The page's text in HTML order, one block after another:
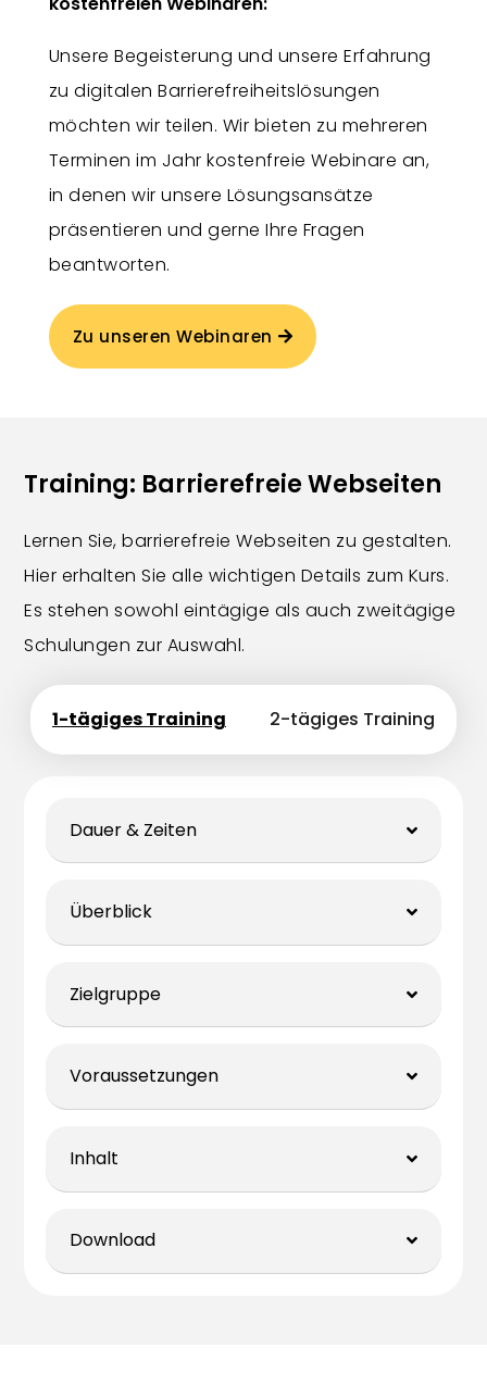
Unsere Begeisterung und unsere Erfahrung
zu digitalen Barrierefreiheitslösungen
möchten wir teilen. Wir bieten zu mehreren
Terminen im Jahr kostenfreie Webinare an,
in denen wir unsere Lösungsansätze
präsentieren und gerne Ihre Fragen
beantworten.
Zu unseren Webinaren
Training: Barrierefreie Webseiten
Lernen Sie, barrierefreie Webseiten zu gestalten.
Hier erhalten Sie alle wichtigen Details zum Kurs.
Es stehen sowohl eintägige als auch zweitägige
Schulungen zur Auswahl.
1-tägiges Training 2-tägiges Training
Dauer & Zeiten
Überblick
Zielgruppe
Voraussetzungen
Inhalt
Download